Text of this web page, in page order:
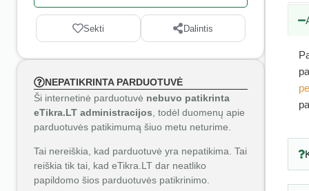
Sekti Dalintis
NEPATIKRINTA PARDUOTUVĖ
Ši internetinė parduotuvė nebuvo patikrinta
eTikra.LT administracijos , todėl duomenų apie
parduotuvės patikimumą šiuo metu neturime.
Tai nereiškia, kad parduotuvė yra nepatikima. Tai
reiškia tik tai, kad eTikra.LT dar neatliko
papildomo šios parduotuvės patikrinimo.